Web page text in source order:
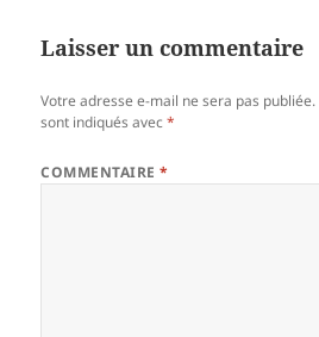
Laisser un commentaire
Votre adresse e-mail ne sera pas publiée.
sont indiqués avec*
COMMENTAIRE*